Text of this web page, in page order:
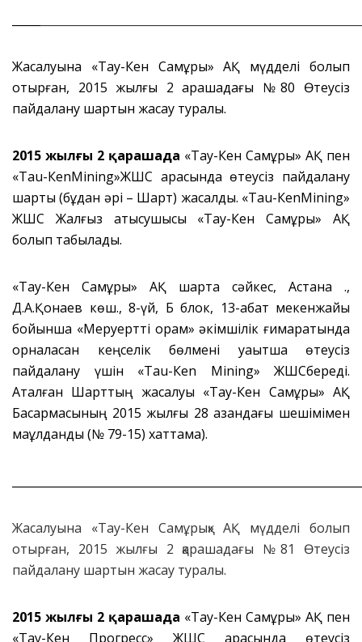
Жасалуына «Тау-Кен Самұрық» АҚ мүдделі болып
отырған, 2015 жылғы 2 қарашадағы №80 Өтеусіз
пайдалану шартын жасау туралы.
2015 жылғы 2 қарашада «Тау-Кен Самұрық» АҚ пен
«Таu-КеnMining»ЖШС арасында өтеусіз пайдалану
шарты (бұдан әрі – Шарт) жасалды. «Таu-КеnMining»
ЖШС Жалғыз қатысушысы «Тау-Кен Самұрық» АҚ
болып табылады.
«Тау-Кен Самұрық» АҚ шартқа сәйкес, Астана қ.,
Д.А.Қонаев көш., 8-үй, Б блок, 13-қабат мекенжайы
бойынша «Меруертті орам» әкімшілік ғимаратында
орналасқан кеңселік бөлмені уақытша өтеусіз
пайдалану үшін «Таu-Кеn Mining» ЖШСбереді.
Аталған Шарттың жасалуы «Тау-Кен Самұрық» АҚ
Басқармасының 2015 жылғы 28 қазандағы шешімімен
мақұлданды (№ 79-15) хаттама).
Жасалуына «Тау-Кен Самұрық» АҚ мүдделі болып
отырған, 2015 жылғы 2 қарашадағы №81 Өтеусіз
пайдалану шартын жасау туралы.
2015 жылғы 2 қарашада «Тау-Кен Самұрық» АҚ пен
«Тау-Кен Прогресс» ЖШС арасында өтеусіз